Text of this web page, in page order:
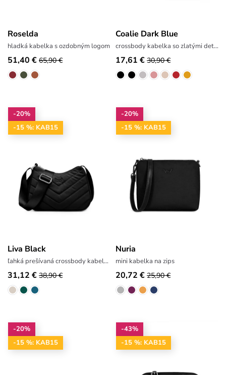
Roselda
hladká kabelka s ozdobným logom
51,40 € 65,90 €
Coalie Dark Blue
crossbody kabelka so zlatými detailmi
17,61 € 30,90 €
-20%
-15 %: KAB15
Liva Black
ľahká prešívaná crossbody kabelka
31,12 € 38,90 €
-20%
-15 %: KAB15
Nuria
mini kabelka na zips
20,72 € 25,90 €
-20%
-15 %: KAB15
-43%
-15 %: KAB15